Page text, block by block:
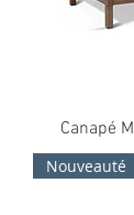
Canapé
Nouveauté